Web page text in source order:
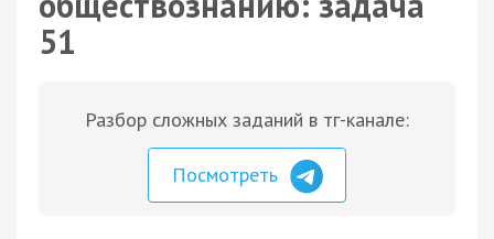
51
Разбор сложных заданий в тг-канале:
Посмотреть